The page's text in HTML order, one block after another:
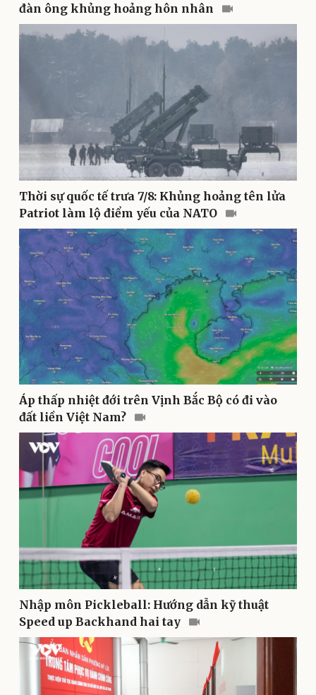
Pháp luật
Vụ án
Tin nóng
Tư vấn luật
Quân sự - Quốc phòng
Vũ khí
Việt Nam
Phân tích
Thể thao
Bóng đá
Lịch thi đấu bóng đá
Hậu trường
Ô tô - Xe máy
Ô tô
Xe máy
đàn ông khủng hoảng hôn nhân
Thời sự quốc tế trưa 7/8: Khủng hoảng tên lửa
Patriot làm lộ điểm yếu của NATO
Áp thấp nhiệt đới trên Vịnh Bắc Bộ có đi vào
đất liền Việt Nam?
Nhập môn Pickleball: Hướng dẫn kỹ thuật
Speed up Backhand hai tay